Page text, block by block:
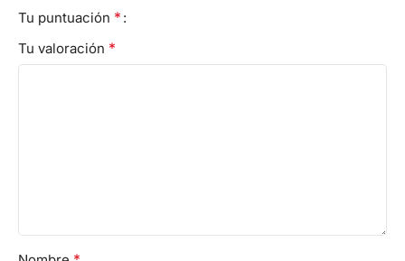
Tu puntuación *
Tu valoración *